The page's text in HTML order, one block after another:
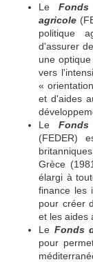
Le
agricole
politique
d'assurer
une
vers
«
et d'aides
Le
(FEDER)
Grèce
élargi à
finance les
pour créer
et les aides
Le Fonds
pour